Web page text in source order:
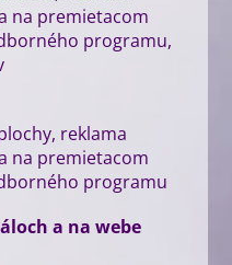
na pre­mie­ta­com
prog­ra­mu,
rekla­ma
na pre­mie­ta­com
programu
a na webe